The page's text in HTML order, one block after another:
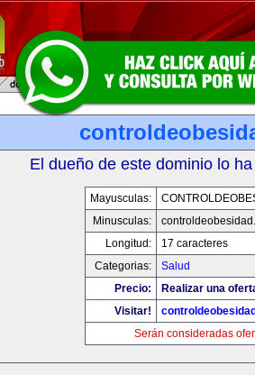
El dueño de este dominio lo
Mayusculas:
Minusculas:
Longitud:
17 caracteres
Categorias:
Salud
Precio:
Realizar una
Visitar!
Serán consideradas